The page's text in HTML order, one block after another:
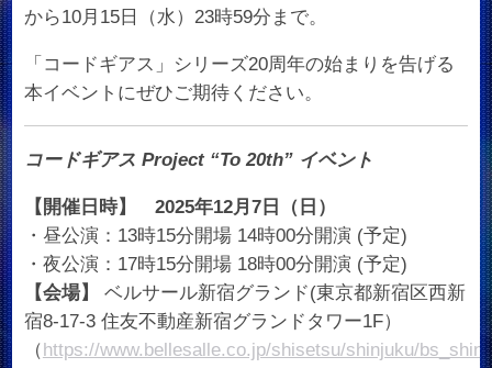
から10月15日（水）23時59分まで。
「コードギアス」シリーズ20周年の始まりを告げる
本イベントにぜひご期待ください。
コードギアス Project “To 20th” イベント
【開催日時】 2025年12月7日（日）
・昼公演：13時15分開場 14時00分開演 (予定)
・夜公演：17時15分開場 18時00分開演 (予定)
【会場】
ベルサール新宿グランド(東京都新宿区西新
宿8-17-3 住友不動産新宿グランドタワー1F）
（https://www.bellesalle.co.jp/shisetsu/shinjuku/